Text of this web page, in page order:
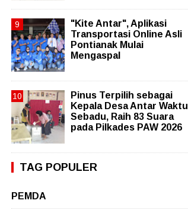
"Kite Antar", Aplikasi
Transportasi Online Asli
Pontianak Mulai
Mengaspal
Pinus Terpilih sebagai
Kepala Desa Antar Waktu
Sebadu, Raih 83 Suara
pada Pilkades PAW 2026
TAG POPULER
PEMDA